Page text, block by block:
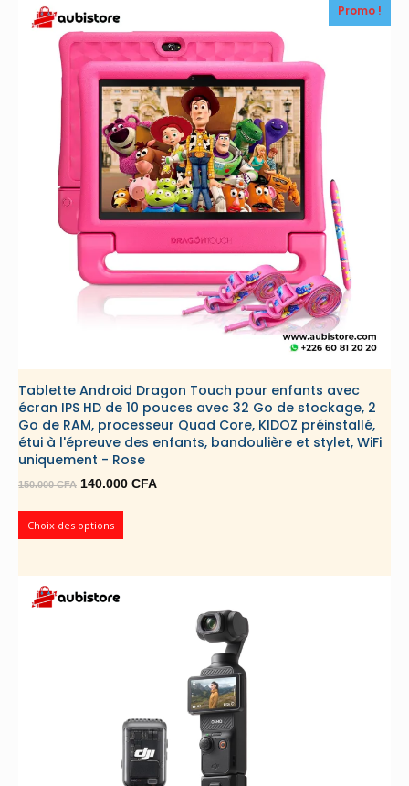
Promo !
Tablette Android Dragon Touch pour enfants avec
écran IPS HD de 10 pouces avec 32 Go de stockage, 2
Go de RAM, processeur Quad Core, KIDOZ préinstallé,
étui à l'épreuve des enfants, bandoulière et stylet, WiFi
uniquement - Rose
150.000CFA Le
initial
140.000 CFA
Choix des options